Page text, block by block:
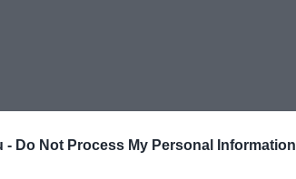
- Do Not Process My Personal Information